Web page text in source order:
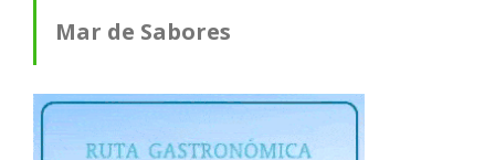
Mar de Sabores